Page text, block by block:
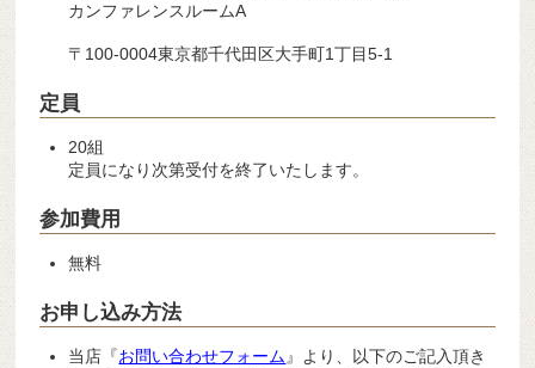
カンファレンスルームA
〒100-0004東京都千代田区大手町1丁目5-1
定員
20組
定員になり次第受付を終了いたします。
参加費用
無料
お申し込み方法
当店『お問い合わせフォーム 』より、以下のご記入頂き